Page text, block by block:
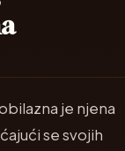
je njena
se svojih